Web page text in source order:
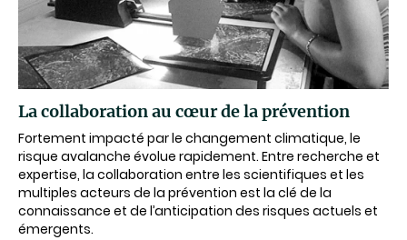
La collaboration au cœur de la prévention
Fortement impacté par le changement climatique, le
risque avalanche évolue rapidement. Entre recherche et
expertise, la collaboration entre les scientifiques et les
multiples acteurs de la prévention est la clé de la
connaissance et de l’anticipation des risques actuels et
émergents.